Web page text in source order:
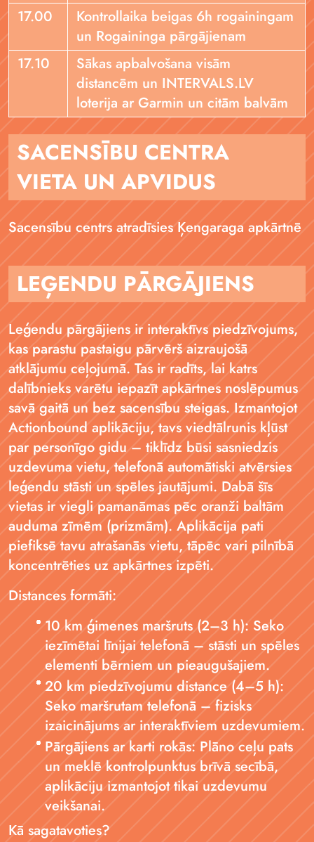
17.00
Kontrollaika beigas 6h rogainingam
un Rogaininga pārgājienam
17.10
Sākas apbalvošana visām
distancēm un INTERVALS.LV
loterija ar Garmin un citām balvām
SACENSĪBU CENTRA
VIETA UN APVIDUS
Sacensību centrs atradīsies Ķengaraga apkārtnē
LEĢENDU PĀRGĀJIENS
Leģendu pārgājiens ir interaktīvs piedzīvojums,
kas parastu pastaigu pārvērš aizraujošā
atklājumu ceļojumā. Tas ir radīts, lai katrs
dalībnieks varētu iepazīt apkārtnes noslēpumus
savā gaitā un bez sacensību steigas. Izmantojot
Actionbound aplikāciju, tavs viedtālrunis kļūst
par personīgo gidu – tiklīdz būsi sasniedzis
uzdevuma vietu, telefonā automātiski atvērsies
leģendu stāsti un spēles jautājumi. Dabā šīs
vietas ir viegli pamanāmas pēc oranži baltām
auduma zīmēm (prizmām). Aplikācija pati
piefiksē tavu atrašanās vietu, tāpēc vari pilnībā
koncentrēties uz apkārtnes izpēti.
Distances formāti:
10 km ģimenes maršruts (2–3 h): Seko
iezīmētai līnijai telefonā – stāsti un spēles
elementi bērniem un pieaugušajiem.
20 km piedzīvojumu distance (4–5 h):
Seko maršrutam telefonā – fizisks
izaicinājums ar interaktīviem uzdevumiem.
Pārgājiens ar karti rokās: Plāno ceļu pats
un meklē kontrolpunktus brīvā secībā,
aplikāciju izmantojot tikai uzdevumu
veikšanai.
Kā sagatavoties?